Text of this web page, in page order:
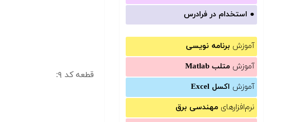
● استخدام در فرادرس
آموزش برنامه نویسی
آموزش متلب Matlab
آموزش اکسل Excel
نرم‌افزارهای مهندسی برق
قطعه کد ۹: